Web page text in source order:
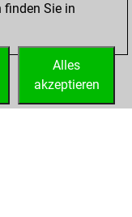
finden Sie in
Alles
akzeptieren